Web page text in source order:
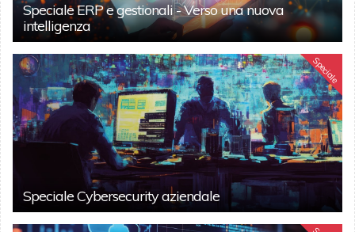
Speciale ERP e gestionali - Verso una nuova
intelligenza
Speciale
Speciale Cybersecurity aziendale